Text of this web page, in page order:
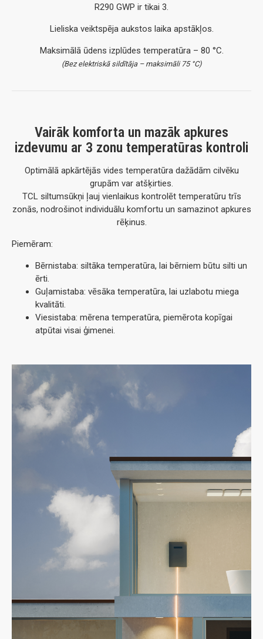
R290 GWP ir tikai 3.
Lieliska veiktspēja aukstos laika apstākļos.
Maksimālā ūdens izplūdes temperatūra – 80 °C.
(Bez elektriskā sildītāja – maksimāli 75 °C)
Vairāk komforta un mazāk apkures
izdevumu ar 3 zonu temperatūras kontroli
Optimālā apkārtējās vides temperatūra dažādām cilvēku
grupām var atšķirties.
TCL siltumsūkņi ļauj vienlaikus kontrolēt temperatūru trīs
zonās, nodrošinot individuālu komfortu un samazinot apkures
rēķinus.
Piemēram:
Bērnistaba: siltāka temperatūra, lai bērniem būtu silti un
ērti.
Guļamistaba: vēsāka temperatūra, lai uzlabotu miega
kvalitāti.
Viesistaba: mērena temperatūra, piemērota kopīgai
atpūtai visai ģimenei.